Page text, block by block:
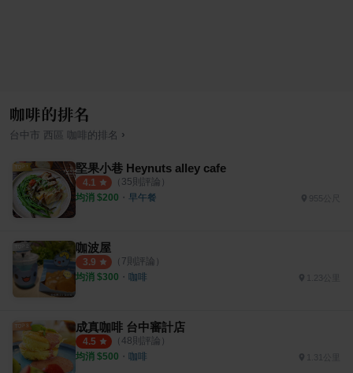
咖啡的排名
台中市 西區 咖啡 的排名 ›
堅果小巷 Heynuts alley cafe
4.1 （ 35則評論）
均消 $200 ・ 早午餐 955公尺
咖波屋
3.9 （ 7則評論）
均消 $300 ・ 咖啡
成真咖啡 台中審計店
4.5 （ 48則評論）
均消 $500 ・ 咖啡